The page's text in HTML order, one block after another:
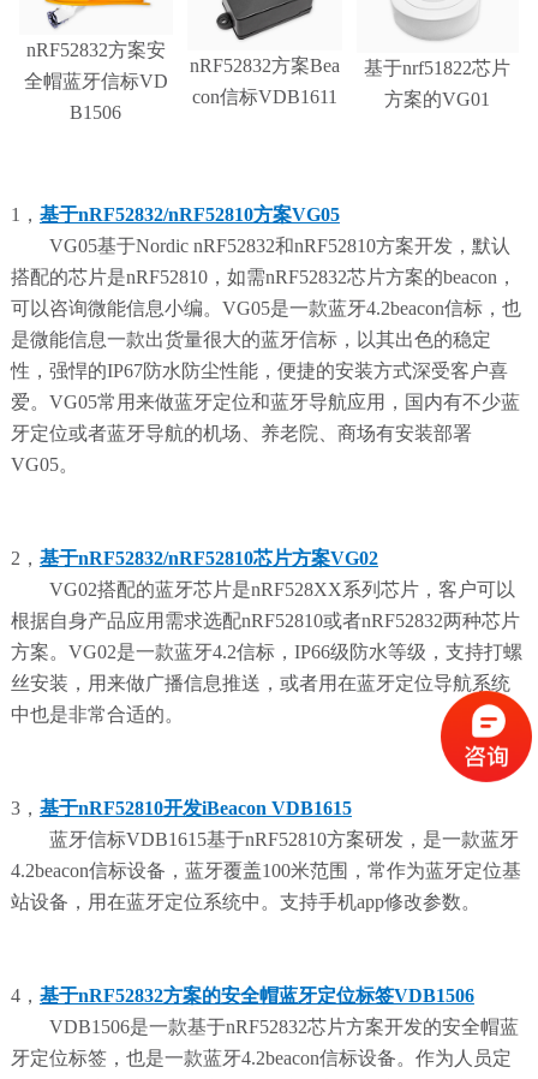
nRF52832方案安
全帽蓝牙信标VD
B1506
nRF52832方案Bea
con信标VDB1611
基于nrf51822芯片
方案的VG01
1， 基于nRF52832/nRF52810方案VG05
VG05基于Nordic nRF52832和nRF52810方案开发，默认
搭配的芯片是nRF52810，如需nRF52832芯片方案的beacon，
可以咨询微能信息小编。VG05是一款蓝牙4.2beacon信标，也
是微能信息一款出货量很大的蓝牙信标，以其出色的稳定
性，强悍的IP67防水防尘性能，便捷的安装方式深受客户喜
爱。VG05常用来做蓝牙定位和蓝牙导航应用，国内有不少蓝
牙定位或者蓝牙导航的机场、养老院、商场有安装部署
VG05。
2， 基于nRF52832/nRF52810芯片方案VG02
VG02搭配的蓝牙芯片是nRF528XX系列芯片，客户可以
根据自身产品应用需求选配nRF52810或者nRF52832两种芯片
方案。VG02是一款蓝牙4.2信标，IP66级防水等级，支持打螺
丝安装，用来做广播信息推送，或者用在蓝牙定位导航系统
中也是非常合适的。
3， 基于nRF52810开发iBeacon VDB1615
蓝牙信标VDB1615基于nRF52810方案研发，是一款蓝牙
4.2beacon信标设备，蓝牙覆盖100米范围，常作为蓝牙定位基
站设备，用在蓝牙定位系统中。支持手机app修改参数。
4， 基于nRF52832方案的安全帽蓝牙定位标签VDB1506
VDB1506是一款基于nRF52832芯片方案开发的安全帽蓝
牙定位标签，也是一款蓝牙4.2beacon信标设备。作为人员定